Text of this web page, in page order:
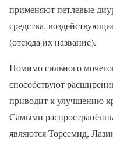
применяют петлевые
средства,
(отсюда их название).
Помимо сильного
способствуют
приводит к улучшению
Самыми
являются Торсемид,